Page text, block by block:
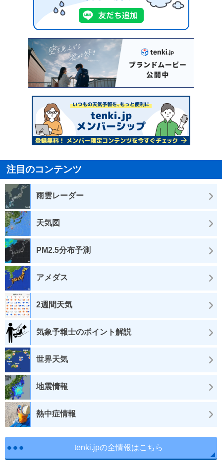
注目のコンテンツ
雨雲レーダー
天気図
PM2.5分布予測
アメダス
2週間天気
気象予報士のポイント解説
世界天気
地震情報
熱中症情報
tenki.jpの全情報はこちら